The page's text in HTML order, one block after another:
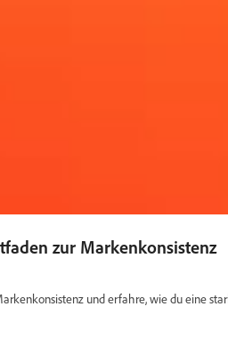
zur Markenkonsistenz
und erfahre, wie du eine